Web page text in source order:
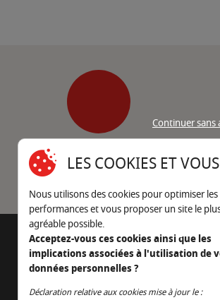
SERVICE CLIENT
Nous contacter
AUTOUR DU FEU
05 45 22 98 09
Nous envoyer un e-mail
Continuer sans
LES COOKIES ET
Nous utilisons des cookies pour optimiser les
performances et vous proposer un site le
agréable possible.
Acceptez-vous ces cookies ainsi que les
implications associées à l'utilisation de
données personnelles ?
Déclaration relative aux cookies mise à jour le :